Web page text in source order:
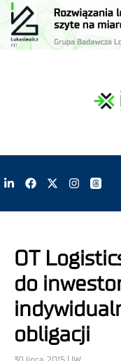
OT
do
obligacji